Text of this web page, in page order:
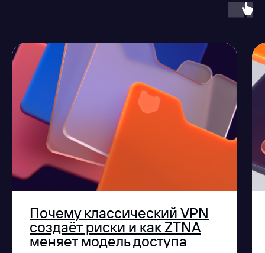
Почему классический VPN
создаёт риски и как ZTNA
меняет модель доступа